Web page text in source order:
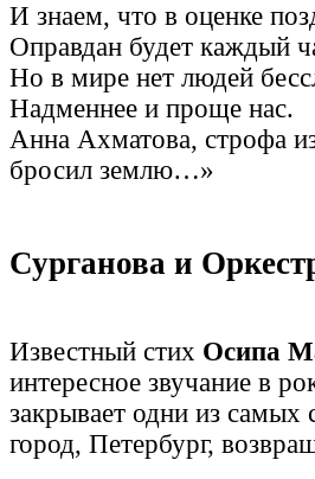
И знаем, что в оценке
Оправдан будет каждый
Но в мире нет людей
Надменнее и проще нас.
Анна Ахматова, строфа
бросил землю…»
Сурганова и
Известный стих Осипа
интересное звучание в
закрывает одни из самых
город, Петербург,